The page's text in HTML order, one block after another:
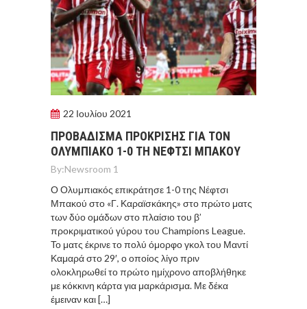
22 Ιουλίου 2021
ΠΡΟΒΑΔΙΣΜΑ ΠΡΟΚΡΙΣΗΣ ΓΙΑ ΤΟΝ
ΟΛΥΜΠΙΑΚΟ 1-0 ΤΗ ΝΕΦΤΣΙ ΜΠΑΚΟΥ
By:Newsroom 1
Ο Ολυμπιακός επικράτησε 1-0 της Νέφτσι
Μπακού στο «Γ. Καραϊσκάκης» στο πρώτο ματς
των δύο ομάδων στο πλαίσιο του β’
προκριματικού γύρου του Champions League.
Το ματς έκρινε το πολύ όμορφο γκολ του Μαντί
Καμαρά στο 29′, ο οποίος λίγο πριν
ολοκληρωθεί το πρώτο ημίχρονο αποβλήθηκε
με κόκκινη κάρτα για μαρκάρισμα. Με δέκα
έμειναν και […]